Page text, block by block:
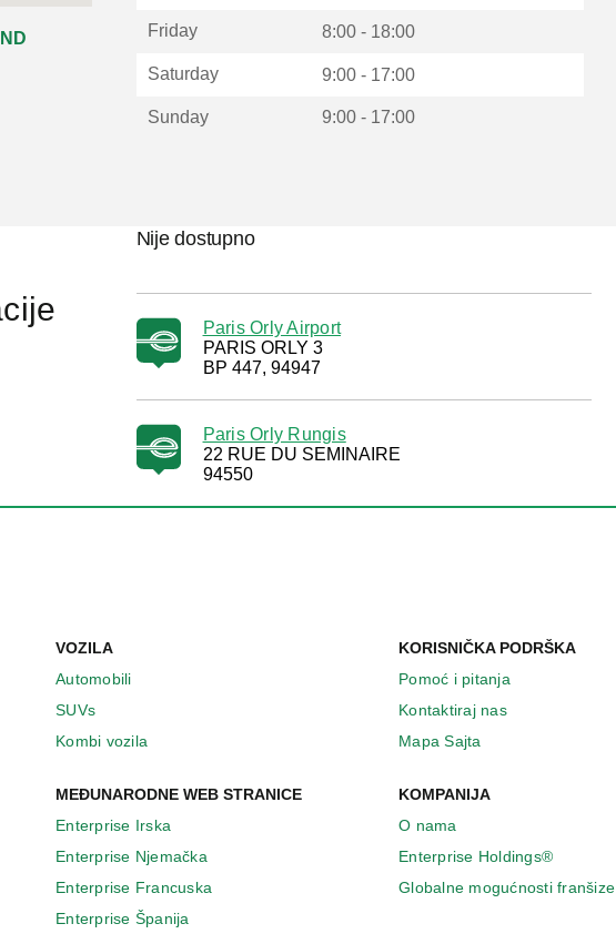
Friday 8:00 - 18:00
Saturday 9:00 - 17:00
Sunday 9:00 - 17:00
Nije dostupno
Paris Orly Airport
PARIS ORLY 3
BP 447, 94947
Paris Orly Rungis
22 RUE DU SEMINAIRE
94550
VOZILA
Automobili
SUVs
Kombi vozila
MEĐUNARODNE WEB STRANICE
Enterprise Irska
Enterprise Njemačka
Enterprise Francuska
Enterprise Španija
KORISNIČKA PODRŠKA
Pomoć i pitanja
Kontaktiraj nas
Mapa Sajta
KOMPANIJA
O nama
Enterprise Holdings®
Globalne mogućnosti franšize